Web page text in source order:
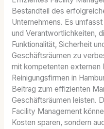
Bestandteil des
Unternehmens. Es
und Verantwortlichkeiten,
Funktionalität, Sicherheit
Geschäftsräumen zu
mit kompetenten externen
Reinigungsfirmen in
Beitrag zum effizienten
Geschäftsräumen leisten.
Facility Management
Kosten sparen, sondern